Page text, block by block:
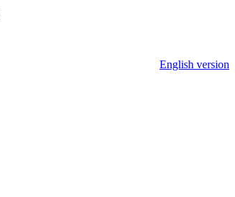
English version